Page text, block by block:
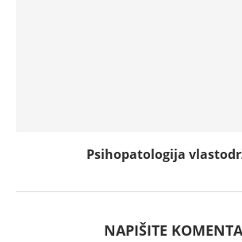
Psihopatologija
NAPIŠITE